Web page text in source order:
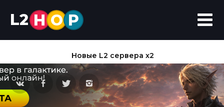
L2 H O P
Новые L2 сервера x2